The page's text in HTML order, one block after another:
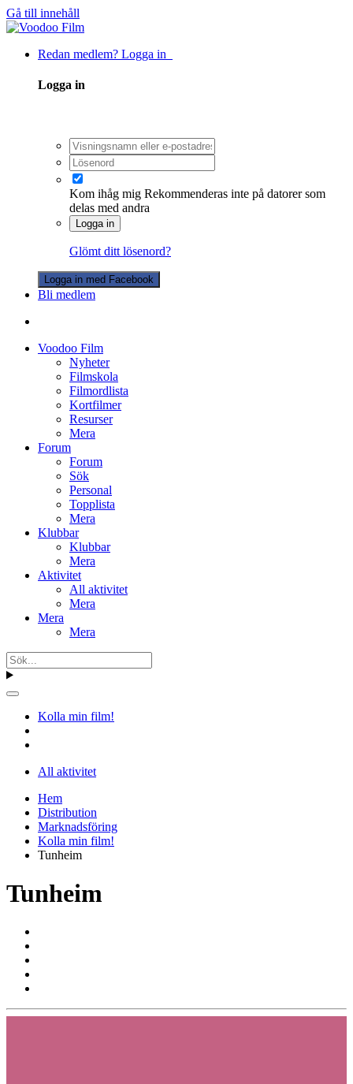
Gå till innehåll
Redan medlem? Logga in
Logga in
Kom ihåg mig Rekommenderas inte på datorer som
delas med andra
Logga in
Glömt ditt lösenord?
Logga in med Facebook
Bli medlem
Voodoo Film
Nyheter
Filmskola
Filmordlista
Kortfilmer
Resurser
Mera
Forum
Forum
Sök
Personal
Topplista
Mera
Klubbar
Klubbar
Mera
Aktivitet
All aktivitet
Mera
Mera
Mera
Kolla min film!
All aktivitet
Hem
Distribution
Marknadsföring
Kolla min film!
Tunheim
Tunheim